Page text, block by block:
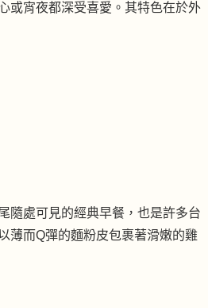
或宵夜都深受喜愛。其特色在於外
隨處可見的經典早餐，也是許多台
薄而Q彈的麵粉皮包裹著滑嫩的雞